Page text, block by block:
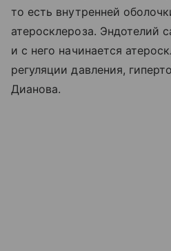
то есть внутренней
атеросклероза. Эндотелий
и с него начинается
регуляции давления,
Дианова.